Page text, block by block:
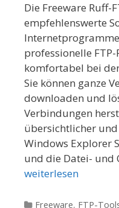
Die Freeware Ruff-
empfehlenswerte
professionelle
komfortabel bei
Sie können ganze
downloaden und
Verbindungen
übersichtlicher
Windows Explorer
und die Datei-
weiterlesen
Kategorien
Freeware, FTP-